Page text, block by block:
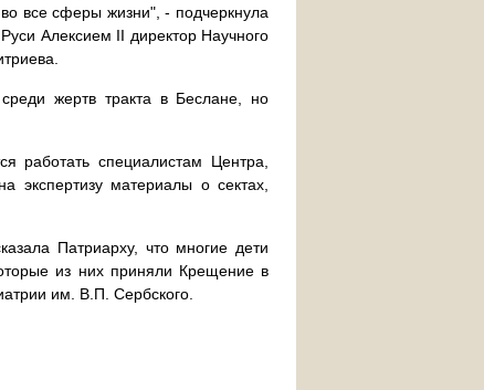
все сферы жизни", - подчеркнула
Алексием II директор Научного
жертв тракта в Беслане, но
работать специалистам Центра,
материалы о сектах,
Патриарху, что многие дети
из них приняли Крещение в
им. В.П. Сербского.